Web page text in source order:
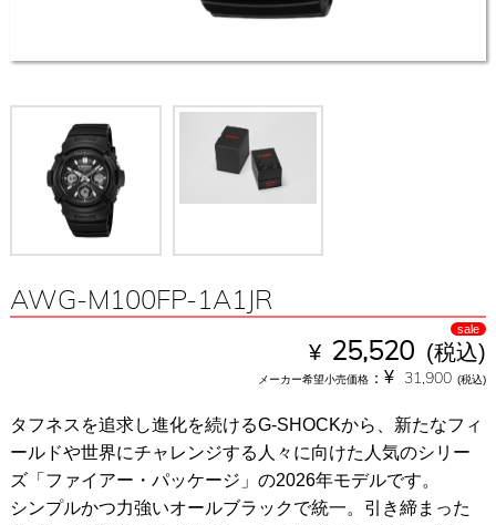
AWG-M100FP-1A1JR
sale
¥ 25,520 (税込)
メーカー希望小売価格 ：¥ 31,900 (税込)
タフネスを追求し進化を続けるG-SHOCKから、新たなフィ
ールドや世界にチャレンジする人々に向けた人気のシリー
ズ「ファイアー・パッケージ」の2026年モデルです。
シンプルかつ力強いオールブラックで統一。引き締まった